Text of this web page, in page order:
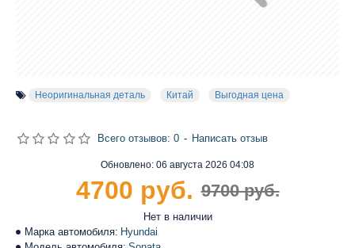
Неоригинальная деталь Китай Выгодная цена
Марка автомобиля: Hyundai
Обновлено: 06 августа 2026 04:08
Нет в наличии
Всего отзывов: 0 - Написать отзыв
9700 руб.
4700 руб.